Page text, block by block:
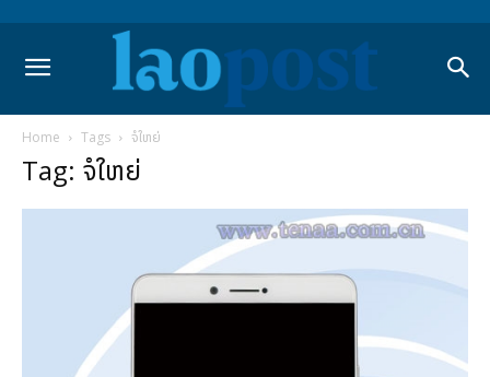
Home Tags ຈໍໃຫຍ່
Tag: ຈໍໃຫຍ່